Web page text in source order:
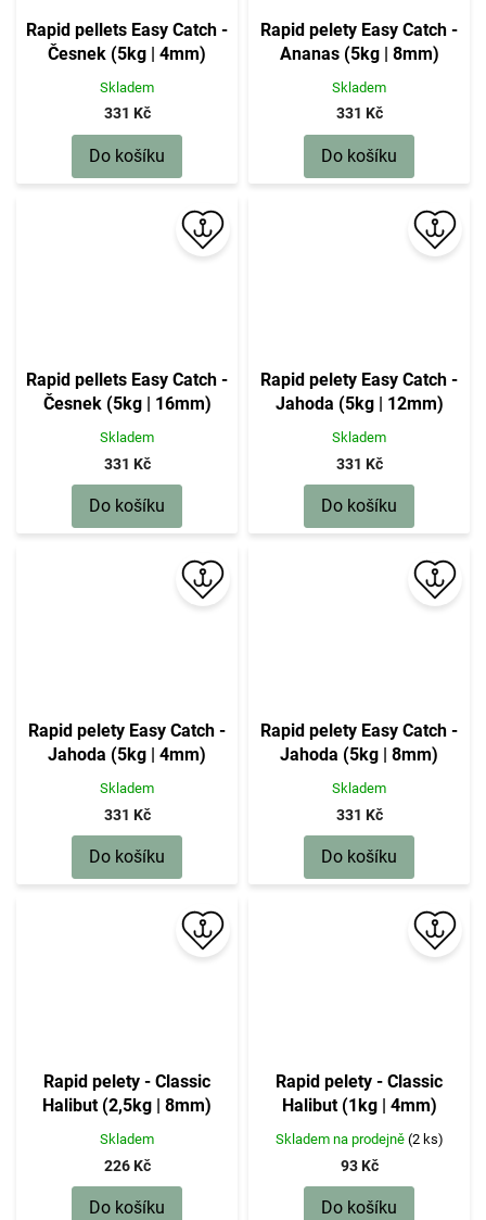
Rapid pellets Easy Catch -
Česnek (5kg | 4mm)
Skladem
331 Kč
Do košíku
Rapid pelety Easy Catch -
Ananas (5kg | 8mm)
Skladem
331 Kč
Do košíku
Rapid pellets Easy Catch -
Česnek (5kg | 16mm)
Skladem
331 Kč
Do košíku
Rapid pelety Easy Catch -
Jahoda (5kg | 12mm)
Skladem
331 Kč
Do košíku
Rapid pelety Easy Catch -
Jahoda (5kg | 4mm)
Skladem
331 Kč
Do košíku
Rapid pelety Easy Catch -
Jahoda (5kg | 8mm)
Skladem
331 Kč
Do košíku
Rapid pelety - Classic
Halibut (2,5kg | 8mm)
Skladem
226 Kč
Do košíku
Rapid pelety - Classic
Halibut (1kg | 4mm)
Skladem na prodejně (2 ks)
93 Kč
Do košíku